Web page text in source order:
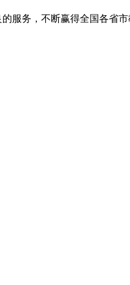
服务，不断赢得全国各省